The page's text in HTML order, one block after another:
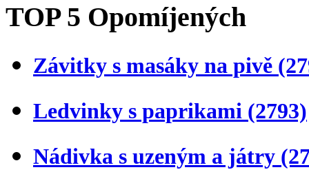
TOP 5 Opomíjených
Závitky s masáky na pivě
Ledvinky s paprikami (2793)
Nádivka s uzeným a játry